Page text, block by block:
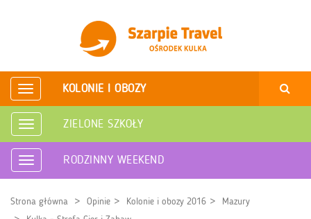
Rozwiń
nawigację
KOLONIE I OBOZY
Rozwiń
nawigację
ZIELONE SZKOŁY
Rozwiń
nawigację
RODZINNY WEEKEND
Strona główna Opinie Kolonie i obozy 2016
Mazury